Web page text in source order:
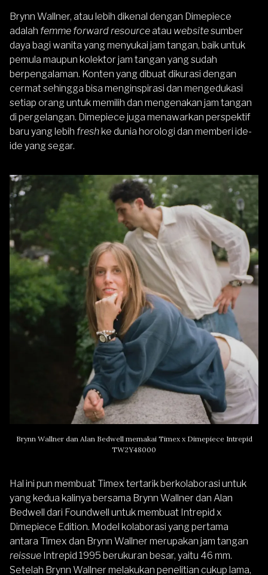
Brynn Wallner, atau lebih dikenal dengan Dimepiece
adalah femme forward resourceatau websitesumber
daya bagi wanita yang menyukai jam tangan, baik untuk
pemula maupun kolektor jam tangan yang sudah
berpengalaman. Konten yang dibuat dikurasi dengan
cermat sehingga bisa menginspirasi dan mengedukasi
setiap orang untuk memilih dan mengenakan jam tangan
di pergelangan. Dimepiece juga menawarkan perspektif
baru yang lebih fresh ke dunia horologi dan memberi ide-
ide yang segar.
Brynn Wallner dan Alan Bedwell memakai Timex x Dimepiece Intrepid
TW2Y48000
Hal ini pun membuat Timex tertarik berkolaborasi untuk
yang kedua kalinya bersama Brynn Wallner dan Alan
Bedwell dari Foundwell untuk membuat Intrepid x
Dimepiece Edition. Model kolaborasi yang pertama
antara Timex dan Brynn Wallner merupakan jam tangan
reissue Intrepid 1995 berukuran besar, yaitu 46 mm.
Setelah Brynn Wallner melakukan penelitian cukup lama,